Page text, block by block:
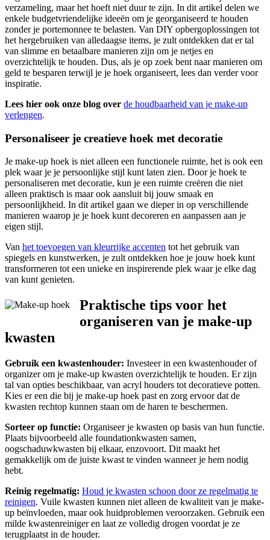
verzameling, maar het hoeft niet duur te zijn. In dit artikel delen we
enkele budgetvriendelijke ideeën om je georganiseerd te houden
zonder je portemonnee te belasten. Van DIY opbergoplossingen tot
het hergebruiken van alledaagse items, je zult ontdekken dat er tal
van slimme en betaalbare manieren zijn om je netjes en
overzichtelijk te houden. Dus, als je op zoek bent naar manieren om
geld te besparen terwijl je je hoek organiseert, lees dan verder voor
inspiratie.
Lees hier ook onze blog over de houdbaarheid van je make-up
verlengen.
Personaliseer je creatieve hoek met decoratie
Je make-up hoek is niet alleen een functionele ruimte, het is ook een
plek waar je je persoonlijke stijl kunt laten zien. Door je hoek te
personaliseren met decoratie, kun je een ruimte creëren die niet
alleen praktisch is maar ook aansluit bij jouw smaak en
persoonlijkheid. In dit artikel gaan we dieper in op verschillende
manieren waarop je je hoek kunt decoreren en aanpassen aan je
eigen stijl.
Van het toevoegen van kleurrijke accenten tot het gebruik van
spiegels en kunstwerken, je zult ontdekken hoe je jouw hoek kunt
transformeren tot een unieke en inspirerende plek waar je elke dag
van kunt genieten.
Praktische tips voor het
organiseren van je make-up
kwasten
Gebruik een kwastenhouder: Investeer in een kwastenhouder of
organizer om je make-up kwasten overzichtelijk te houden. Er zijn
tal van opties beschikbaar, van acryl houders tot decoratieve potten.
Kies er een die bij je make-up hoek past en zorg ervoor dat de
kwasten rechtop kunnen staan om de haren te beschermen.
Sorteer op functie: Organiseer je kwasten op basis van hun functie.
Plaats bijvoorbeeld alle foundationkwasten samen,
oogschaduwkwasten bij elkaar, enzovoort. Dit maakt het
gemakkelijk om de juiste kwast te vinden wanneer je hem nodig
hebt.
Reinig regelmatig: Houd je kwasten schoon door ze regelmatig te
reinigen. Vuile kwasten kunnen niet alleen de kwaliteit van je make-
up beïnvloeden, maar ook huidproblemen veroorzaken. Gebruik een
milde kwastenreiniger en laat ze volledig drogen voordat je ze
terugplaatst in de houder.